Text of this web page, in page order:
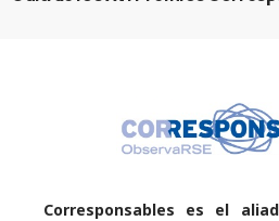
Corresponsables es el